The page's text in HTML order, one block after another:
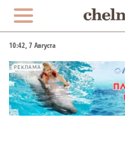
10:42, 7 Августа
РЕКЛАМА